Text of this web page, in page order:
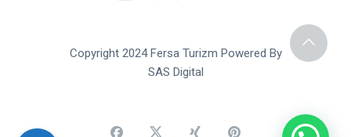
Copyright 2024 Fersa Turizm Powered By
SAS Digital